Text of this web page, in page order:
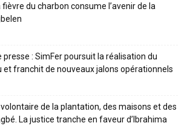
fièvre du charbon consume l’avenir de la
: SimFer poursuit la réalisation du
et franchit de nouveaux jalons opérationnels
volontaire de la plantation, des maisons et des
La justice tranche en faveur d’Ibrahima